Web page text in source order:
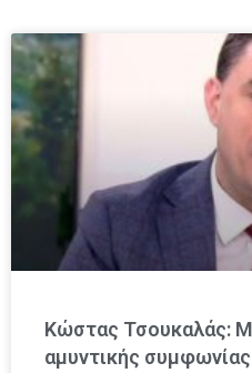
Κώστας Τσουκαλάς:
αμυντικής